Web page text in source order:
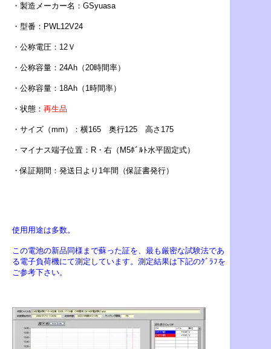
・製造メーカー名：GSyuasa
・型番：PWL12V24
・公称電圧：12Ｖ
・公称容量：24Ah（20時間率）
・公称容量：18Ah（1時間率）
・状態： 再生品
・サイズ（mm）：横165 奥行125 高さ175
・マイナス端子位置：R・右（M5ﾎﾞﾙﾄ水平固定式）
・保証期間：発送日より1年間（保証書発行）
使用用途は多数。
この電池の新品同様まで蘇った証を、最も厳密な試験法であ
る電子負荷機にて測定しています。測定結果は下記のｸﾞﾗﾌを
ご参考下さい。